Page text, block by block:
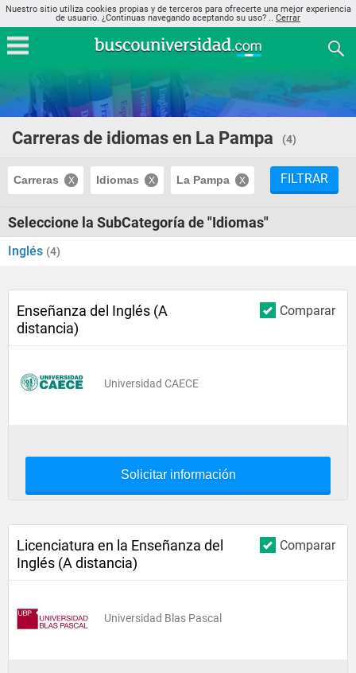
Nuestro sitio utiliza cookies propias y de terceros para ofrecerte una mejor experiencia
de usuario. ¿Continuas navegando aceptando su uso? .. Cerrar
Carreras de idiomas en La Pampa (4)
Carreras Idiomas La Pampa FILTRAR
Seleccione la SubCategoría de "Idiomas"
Inglés (4)
Comparar
Enseñanza del Inglés (A
distancia)
Universidad CAECE
Solicitar información
Comparar
Licenciatura en la Enseñanza del
Inglés (A distancia)
Universidad Blas Pascal